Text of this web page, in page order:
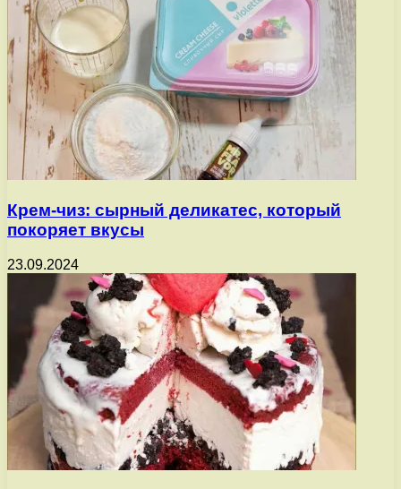
Крем-чиз: сырный деликатес, который
покоряет вкусы
23.09.2024